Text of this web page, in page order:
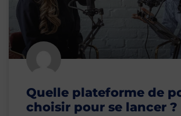
Quelle plateforme de
choisir pour se lancer ?